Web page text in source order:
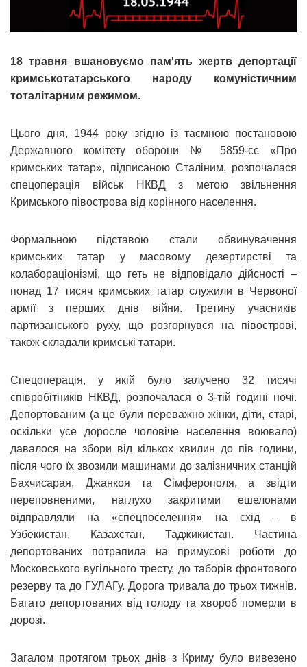
18 травня вшановуємо пам'ять жертв депортації
кримськотатарського народу комуністичним
тоталітарним режимом.
Цього дня, 1944 року згідно із таємною постановою
Державного комітету оборони № 5859-сс «Про
кримських татар», підписаною Сталіним, розпочалася
спецоперація військ НКВД з метою звільнення
Кримського півострова від корінного населення.
Формальною підставою стали обвинувачення
кримських татар у масовому дезертирстві та
колабораціонізмі, що геть не відповідало дійсності –
понад 17 тисяч кримських татар служили в Червоної
армії з перших днів війни. Третину учасників
партизанського руху, що розгорнувся на півострові,
також складали кримські татари.
Спецоперація, у якій було залучено 32 тисячі
співробітників НКВД, розпочалася о 3-тій годині ночі.
Депортованим (а це були переважно жінки, діти, старі,
оскільки усе доросле чоловіче населення воювало)
давалося на збори від кількох хвилин до пів години,
після чого їх звозили машинами до залізничних станцій
Бахчисарая, Джанкоя та Сімферополя, а звідти
переповненими, наглухо закритими ешелонами
відправляли на «спецпоселення» на схід – в
Узбекистан, Казахстан, Таджикистан. Частина
депортованих потрапила на примусові роботи до
Московського вугільного тресту, до таборів фронтового
резерву та до ГУЛАГу. Дорога тривала до трьох тижнів.
Багато депортованих від голоду та хвороб померли в
дорозі.
Загалом протягом трьох днів з Криму було вивезено